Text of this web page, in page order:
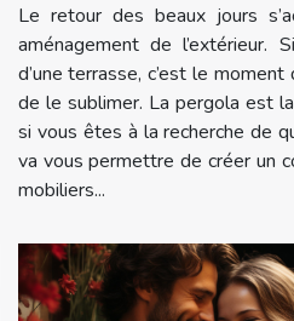
Le retour des beaux jours
aménagement de l’extérieur.
d’une terrasse, c’est le moment
de le sublimer. La pergola est
si vous êtes à la recherche de
va vous permettre de créer un
mobiliers...